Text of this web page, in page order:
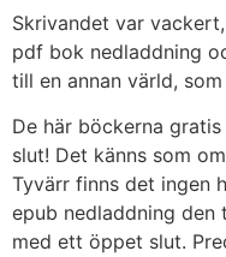
Skrivandet var
pdf bok nedladdning
till en annan värld,
De här böckerna
slut! Det känns som
Tyvärr finns det ingen
epub nedladdning den
med ett öppet slut.